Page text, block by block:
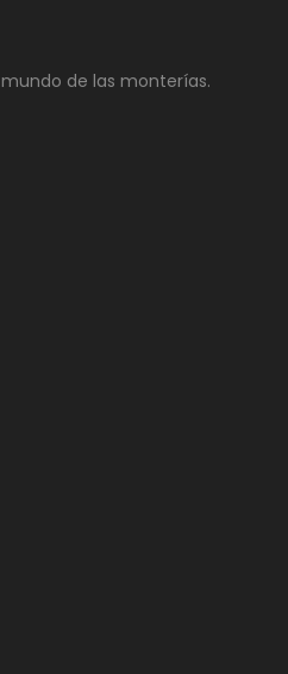
de las monterías.